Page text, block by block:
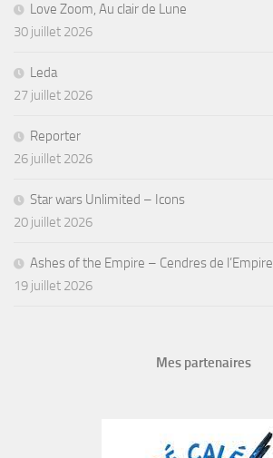
Love Zoom, Au clair de Lune
30 juillet 2026
Leda
27 juillet 2026
Reporter
26 juillet 2026
Star wars Unlimited – Icons
20 juillet 2026
Ashes of the Empire – Cendres de l’Empire
19 juillet 2026
Mes partenaires